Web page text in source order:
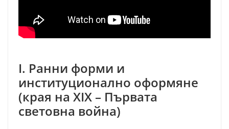
I. Ранни форми и
институционално оформяне
(края на XIX – Първата
световна война)